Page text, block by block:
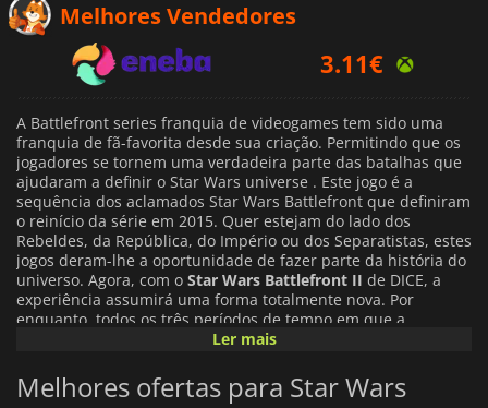
Melhores Vendedores
3.34€
3.69€
A Battlefront series franquia de videogames tem sido uma
franquia de fã-favorita desde sua criação. Permitindo que os
jogadores se tornem uma verdadeira parte das batalhas que
ajudaram a definir o Star Wars universe . Este jogo é a
sequência dos aclamados Star Wars Battlefront que definiram
o reinício da série em 2015. Quer estejam do lado dos
Rebeldes, da República, do Império ou dos Separatistas, estes
jogos deram-lhe a oportunidade de fazer parte da história do
universo. Agora, com o Star Wars Battlefront II de DICE, a
experiência assumirá uma forma totalmente nova. Por
enquanto, todos os três períodos de tempo em que a
faz parte serão jogáveis. As prequelas,
como os personagens e os mundos que ajudaram a fazer
deles os sucessos que são hoje. Mas não é tudo, em uma
Ler mais
Melhores ofertas para Star Wars